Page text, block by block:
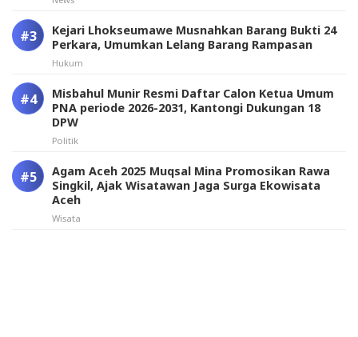
Kejari Lhokseumawe Musnahkan Barang Bukti 24
Perkara, Umumkan Lelang Barang Rampasan
Hukum
Misbahul Munir Resmi Daftar Calon Ketua Umum
PNA periode 2026-2031, Kantongi Dukungan 18
DPW
Politik
Agam Aceh 2025 Muqsal Mina Promosikan Rawa
Singkil, Ajak Wisatawan Jaga Surga Ekowisata
Aceh
Wisata